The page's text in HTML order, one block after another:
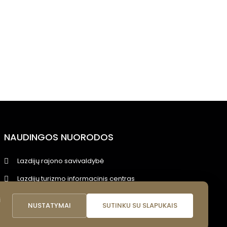
NAUDINGOS NUORODOS
Lazdijų rajono savivaldybė
Lazdijų turizmo informacinis centras
Lazdijų viešoji biblioteka
Lietuvos nacionalinis kultūros centras
NUSTATYMAI SUTINKU SU SLAPUKAIS